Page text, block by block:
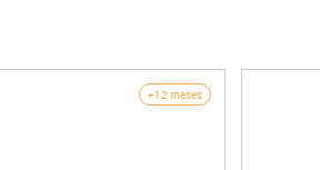
+12 meses